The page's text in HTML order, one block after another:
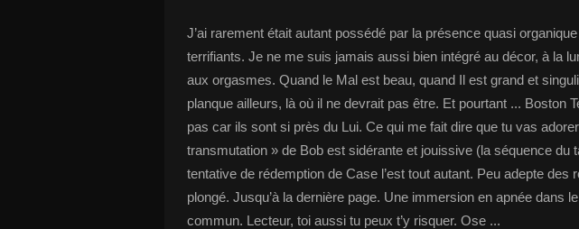
J’ai rarement était autant possédé par la présence quasi
terrifiants. Je ne me suis jamais aussi bien intégré au décor, à la
aux orgasmes. Quand le Mal est beau, quand Il est grand et
planque ailleurs, là où il ne devrait pas être. Et pourtant ... Boston
pas car ils sont si près du Lui. Ce qui me fait dire que tu vas
transmutation » de Bob est sidérante et jouissive (la séquence du
tentative de rédemption de Case l’est tout autant. Peu adepte des
plongé. Jusqu’à la dernière page. Une immersion en apnée dans
commun. Lecteur, toi aussi tu peux t’y risquer. Ose ...